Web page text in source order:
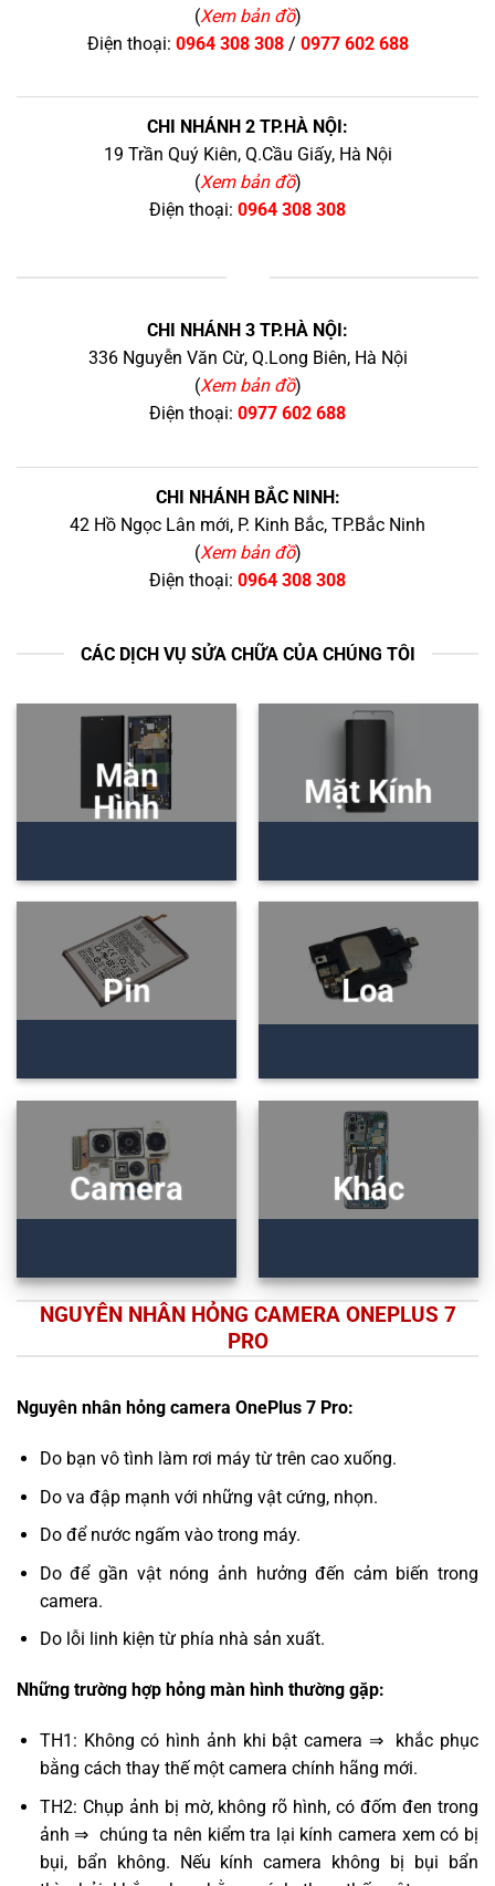
(Xem bản đồ)
Điện thoại: 0964 308 308/ 0977 602 688
CHI NHÁNH 2 TP.HÀ NỘI:
19 Trần Quý Kiên, Q.Cầu Giấy, Hà Nội
(Xem bản đồ)
Điện thoại: 0964 308 308
CHI NHÁNH 3 TP.HÀ NỘI:
336 Nguyễn Văn Cừ, Q.Long Biên, Hà Nội
(Xem bản đồ)
Điện thoại: 0977 602 688
CHI NHÁNH BẮC NINH:
42 Hồ Ngọc Lân mới, P. Kinh Bắc, TP.Bắc Ninh
(Xem bản đồ)
Điện thoại: 0964 308 308
CÁC DỊCH VỤ SỬA CHỮA CỦA CHÚNG TÔI
Màn
Hình
Mặt Kính
Pin Loa
Camera Khác
NGUYÊN NHÂN HỎNG CAMERA ONEPLUS 7
PRO
Nguyên nhân hỏng camera OnePlus 7 Pro:
Do bạn vô tình làm rơi máy từ trên cao xuống.
Do va đập mạnh với những vật cứng, nhọn.
Do để nước ngấm vào trong máy.
Do để gần vật nóng ảnh hưởng đến cảm biến trong
camera.
Do lỗi linh kiện từ phía nhà sản xuất.
Những trường hợp hỏng màn hình thường gặp:
TH1: Không có hình ảnh khi bật camera ⇒ khắc phục
bằng cách thay thế một camera chính hãng mới.
TH2: Chụp ảnh bị mờ, không rõ hình, có đốm đen trong
ảnh ⇒ chúng ta nên kiểm tra lại kính camera xem có bị
bụi, bẩn không. Nếu kính camera không bị bụi bẩn